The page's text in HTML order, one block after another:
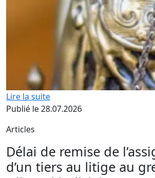
Lire la suite
Publié le 28.07.2026
Articles
Délai de remise de
d’un tiers au litige au